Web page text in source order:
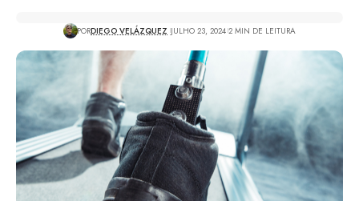
PORDIEGO VELÁZQUEZ JULHO 23, 2024 2 MIN DE LEITURA